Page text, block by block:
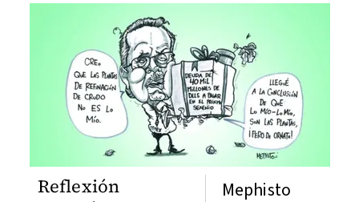
Reflexión
Mephisto